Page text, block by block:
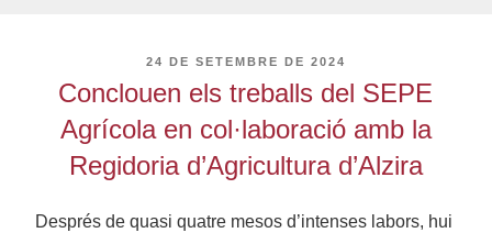
PUBLICAT
24 DE SETEMBRE DE 2024
Conclouen els treballs del SEPE
Agrícola en col·laboració amb la
Regidoria d’Agricultura d’Alzira
Després de quasi quatre mesos d’intenses labors, hui